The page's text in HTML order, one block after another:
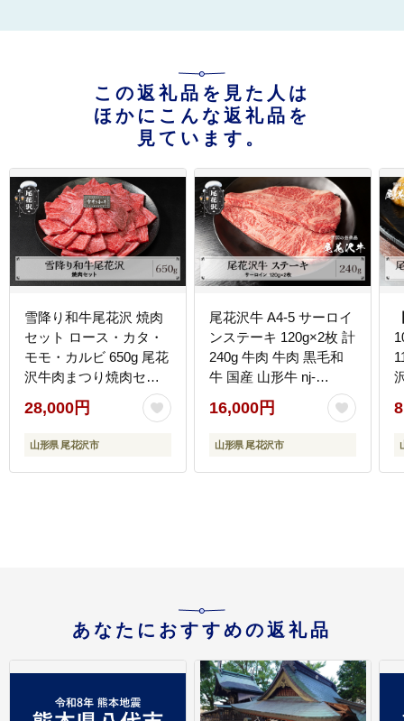
この返礼品を見た人は
ほかにこんな返礼品を
見ています。
雪降り和牛尾花沢 焼肉
セット ロース・カタ・
モモ・カルビ 650g 尾花
沢牛肉まつり焼肉セッ
ト 山形牛 国産牛 黒毛和
牛 雪降り和牛 肉 お肉
ブランド牛 焼肉 焼き肉
バーベキュー 送料無料
28,000円
山形県 尾花沢市
尾花沢牛 A4-5 サーロイ
ンステーキ 120g×2枚 計
240g 牛肉 牛肉 黒毛和
牛 国産 山形牛 nj-
ogsxt120x2
16,000円
山形県 尾花沢市
あなたにおすすめの返礼品